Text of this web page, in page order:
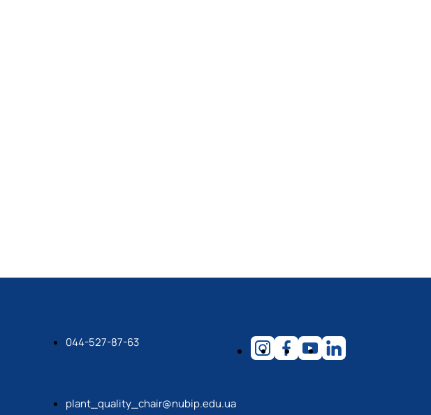
044-527-87-63
plant_quality_chair@nubip.edu.ua